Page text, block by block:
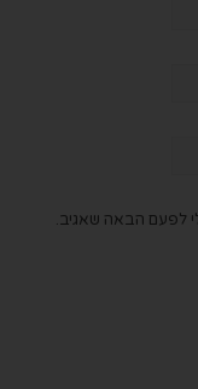
לפעם הבאה שאגיב.